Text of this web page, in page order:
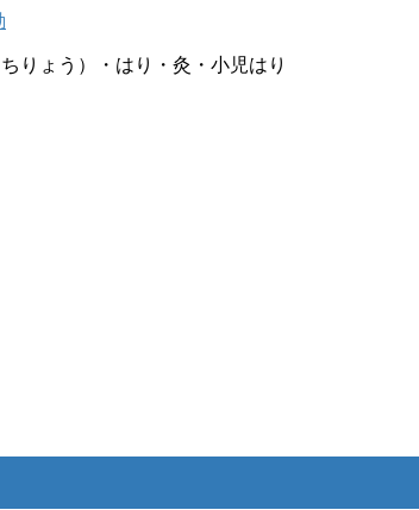
りょう）・はり・灸・小児はり